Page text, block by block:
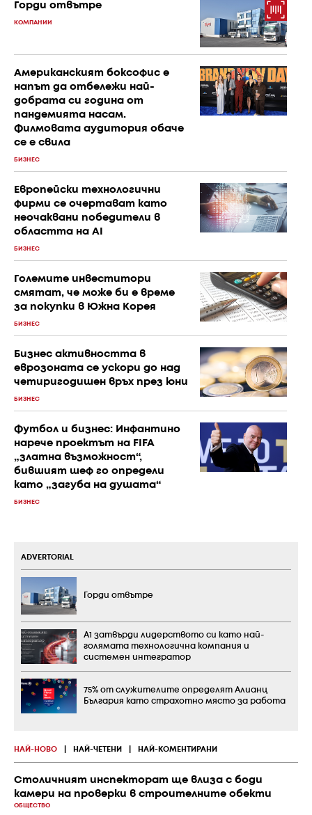
Горди отвътре
КОМПАНИИ
Американският боксофис е
напът да отбележи най-
добрата си година от
пандемията насам.
Филмовата аудитория обаче
се е свила
БИЗНЕС
Европейски технологични
фирми се очертават като
неочаквани победители в
областта на AI
БИЗНЕС
Големите инвеститори
смятат, че може би е време
за покупки в Южна Корея
БИЗНЕС
Бизнес активността в
еврозоната се ускори до над
четиригодишен връх през юни
БИЗНЕС
Футбол и бизнес: Инфантино
нарече проектът на FIFA
„златна възможност“,
бившият шеф го определи
като „загуба на душата“
БИЗНЕС
НАЙ-НОВО НАЙ-ЧЕТЕНИ НАЙ-КОМЕНТИРАНИ
Столичният инспекторат ще влиза с боди
камери на проверки в строителните обекти
ОБЩЕСТВО
ADVERTORIAL
Горди отвътре
А1 затвърди лидерството си като най-
голямата технологична компания и
системен интегратор
75% от служителите определят Алианц
България като страхотно място за работа